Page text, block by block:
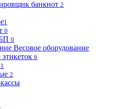
банкнот 2
1
0
0
Весовое оборудование
6
1
2